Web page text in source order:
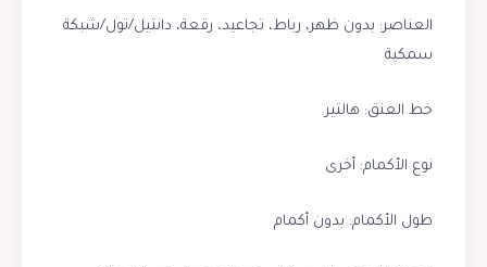
العناصر: بدون ظهر، رباط، تجاعيد، رقعة، دانتيل/تول/شبكة
سمكية
خط العنق: هالتير
نوع الأكمام: أخرى
طول الأكمام: بدون أكمام